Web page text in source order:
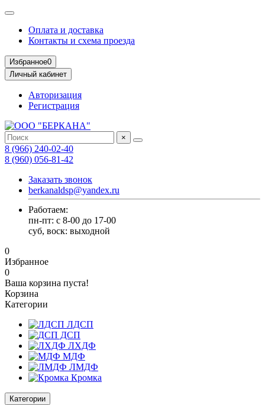
Оплата и доставка
Контакты и схема проезда
Избранное0
Личный кабинет
Авторизация
Регистрация
×
8 (966) 240-02-40
8 (960) 056-81-42
Заказать звонок
berkanaldsp@yandex.ru
Работаем:
пн-пт: с 8-00 до 17-00
суб, воск: выходной
0
Избранное
0
Ваша корзина пуста!
Корзина
Категории
ЛДСП
ДСП
ЛХДФ
МДФ
ЛМДФ
Кромка
Категории